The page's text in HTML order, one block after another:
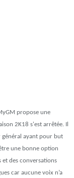
propose une
2K18 s'est arrêtée. Il
ayant pour but
une bonne option
des conversations
car aucune voix n’a